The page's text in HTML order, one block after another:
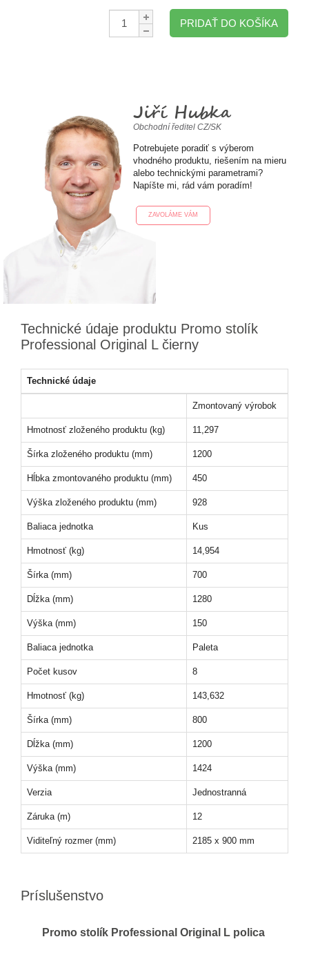
Množstvo:
PRIDAŤ DO KOŠÍKA
Jiří Hubka
Obchodní ředitel CZ/SK
Potrebujete poradiť s výberom
vhodného produktu, riešením na mieru
alebo technickými parametrami?
Napíšte mi, rád vám poradím!
ZAVOLÁME VÁM
Technické údaje produktu Promo stolík
Professional Original L čierny
Technické údaje
Zmontovaný výrobok
Hmotnosť zloženého produktu (kg) 11,297
Šírka zloženého produktu (mm) 1200
Hĺbka zmontovaného produktu (mm) 450
Výška zloženého produktu (mm) 928
Baliaca jednotka Kus
Hmotnosť (kg) 14,954
Šírka (mm) 700
Dĺžka (mm) 1280
Výška (mm) 150
Baliaca jednotka Paleta
Počet kusov 8
Hmotnosť (kg) 143,632
Šírka (mm) 800
Dĺžka (mm) 1200
Výška (mm) 1424
Verzia Jednostranná
Záruka (m) 12
Viditeľný rozmer (mm) 2185 x 900 mm
Príslušenstvo
Promo stolík Professional Original L polica